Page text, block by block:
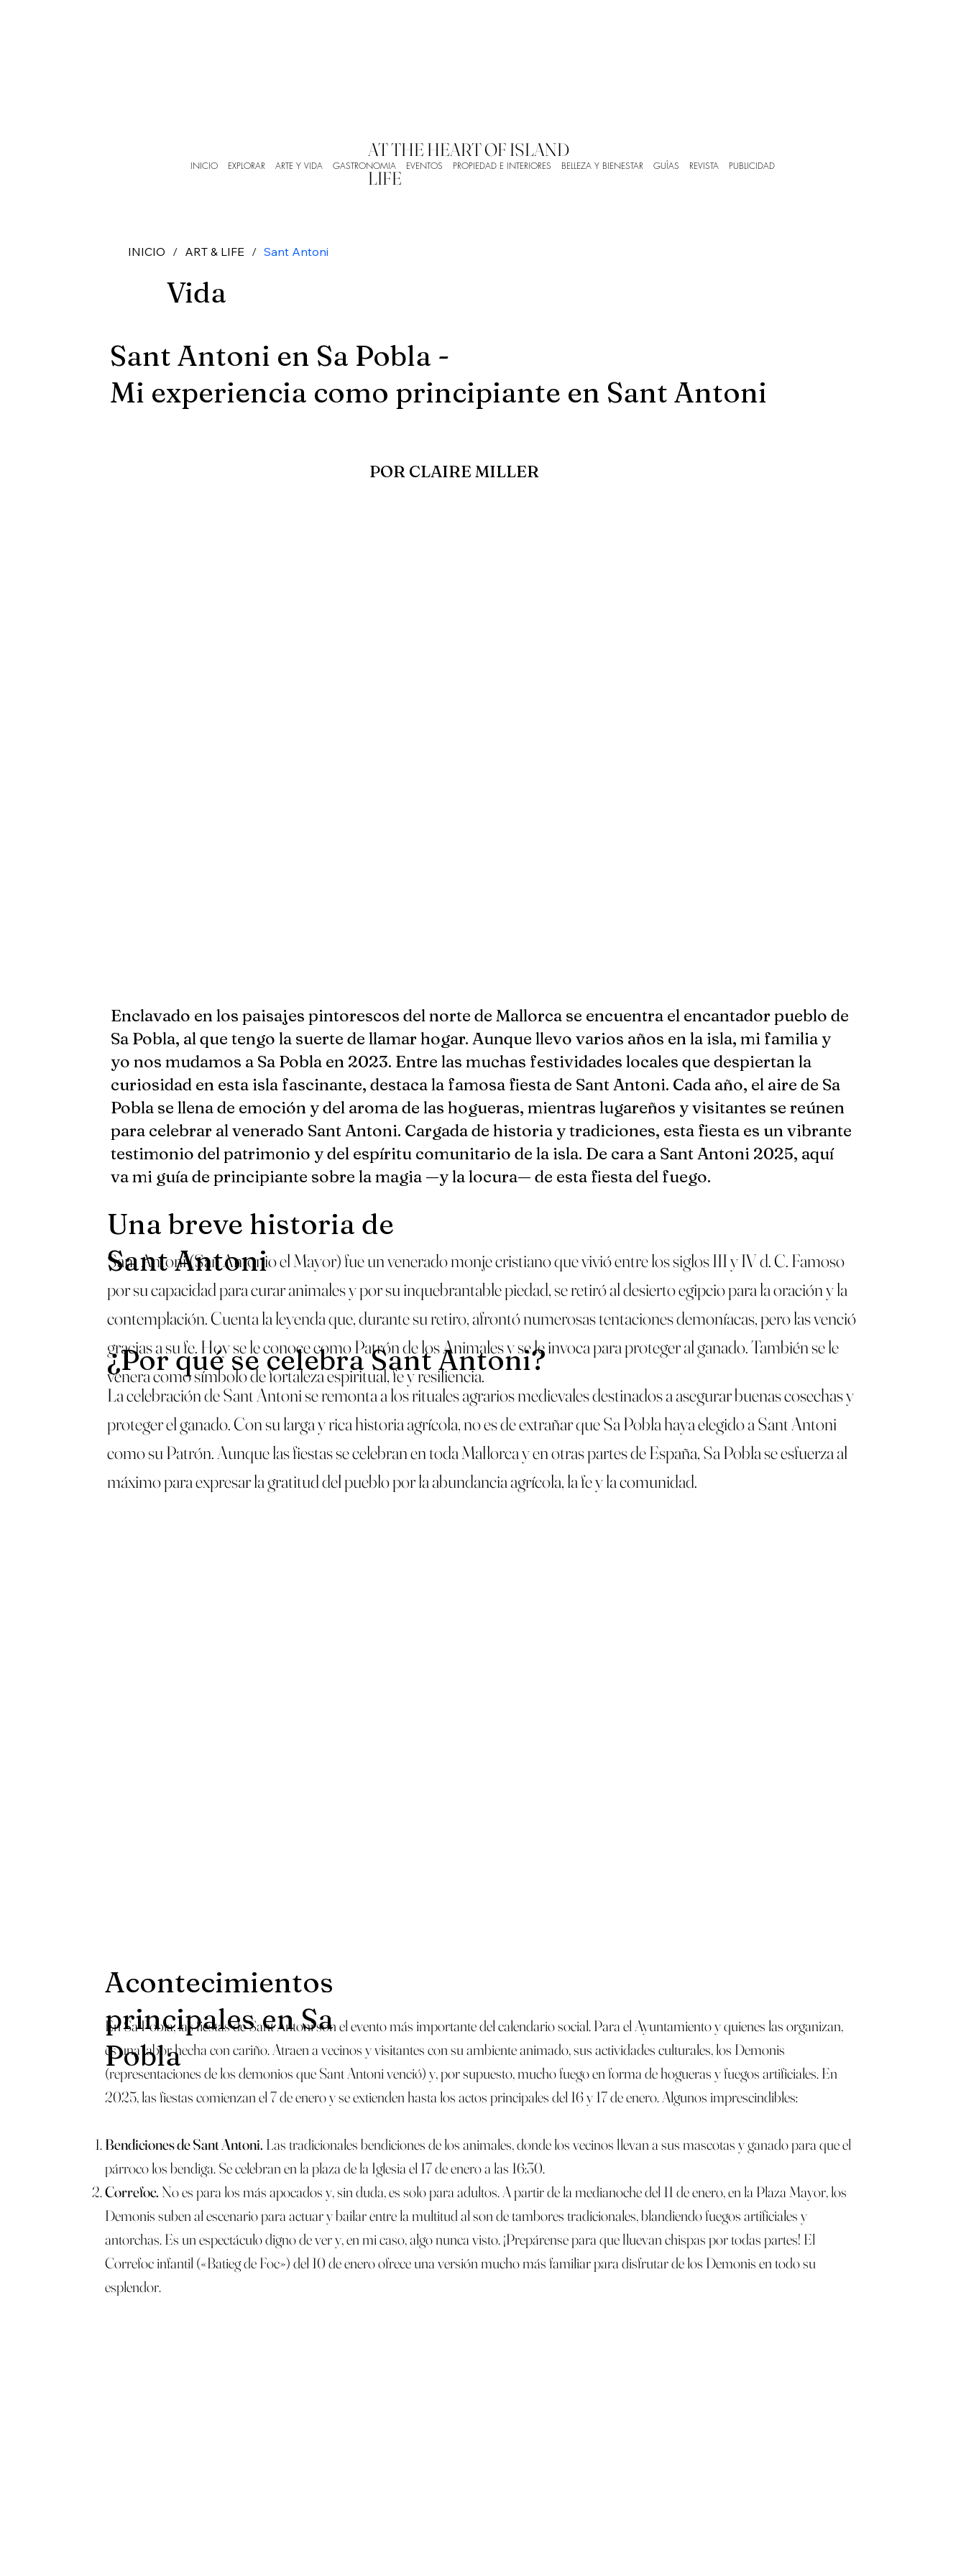
INICIO EXPLORAR ARTE Y VIDA GASTRONOMIA EVENTOS PROPIEDAD E INTERIORES BELLEZA Y BIENESTAR GUÍAS REVISTA PUBLICIDAD
AT THE HEART OF ISLAND
LIFE
INICIO / ART & LIFE / Sant Antoni
Vida
Sant Antoni en Sa Pobla -
Mi experiencia como principiante en Sant Antoni
POR CLAIRE MILLER
Enclavado en los paisajes pintorescos del norte de Mallorca se encuentra el encantador pueblo de
Sa Pobla, al que tengo la suerte de llamar hogar. Aunque llevo varios años en la isla, mi familia y
yo nos mudamos a Sa Pobla en 2023. Entre las muchas festividades locales que despiertan la
curiosidad en esta isla fascinante, destaca la famosa fiesta de Sant Antoni. Cada año, el aire de Sa
Pobla se llena de emoción y del aroma de las hogueras, mientras lugareños y visitantes se reúnen
para celebrar al venerado Sant Antoni. Cargada de historia y tradiciones, esta fiesta es un vibrante
testimonio del patrimonio y del espíritu comunitario de la isla. De cara a Sant Antoni 2025, aquí
va mi guía de principiante sobre la magia —y la locura— de esta fiesta del fuego.
Una breve historia de
Sant Antoni
Sant Antoni (San Antonio el Mayor) fue un venerado monje cristiano que vivió entre los siglos III y IV d. C. Famoso
por su capacidad para curar animales y por su inquebrantable piedad, se retiró al desierto egipcio para la oración y la
contemplación. Cuenta la leyenda que, durante su retiro, afrontó numerosas tentaciones demoníacas, pero las venció
gracias a su fe. Hoy se le conoce como Patrón de los Animales y se le invoca para proteger al ganado. También se le
venera como símbolo de fortaleza espiritual, fe y resiliencia.
¿Por qué se celebra Sant Antoni?
La celebración de Sant Antoni se remonta a los rituales agrarios medievales destinados a asegurar buenas cosechas y
proteger el ganado. Con su larga y rica historia agrícola, no es de extrañar que Sa Pobla haya elegido a Sant Antoni
como su Patrón. Aunque las fiestas se celebran en toda Mallorca y en otras partes de España, Sa Pobla se esfuerza al
máximo para expresar la gratitud del pueblo por la abundancia agrícola, la fe y la comunidad.
Acontecimientos
principales en Sa
Pobla
En Sa Pobla, las fiestas de Sant Antoni son el evento más importante del calendario social. Para el Ayuntamiento y quienes las organizan,
es una labor hecha con cariño. Atraen a vecinos y visitantes con su ambiente animado, sus actividades culturales, los Demonis
(representaciones de los demonios que Sant Antoni venció) y, por supuesto, mucho fuego en forma de hogueras y fuegos artificiales. En
2025, las fiestas comienzan el 7 de enero y se extienden hasta los actos principales del 16 y 17 de enero. Algunos imprescindibles:
Bendiciones de Sant Antoni. Las tradicionales bendiciones de los animales, donde los vecinos llevan a sus mascotas y ganado para que el
párroco los bendiga. Se celebran en la plaza de la Iglesia el 17 de enero a las 16:30.
Correfoc. No es para los más apocados y, sin duda, es solo para adultos. A partir de la medianoche del 11 de enero, en la Plaza Mayor, los
Demonis suben al escenario para actuar y bailar entre la multitud al son de tambores tradicionales, blandiendo fuegos artificiales y
antorchas. Es un espectáculo digno de ver y, en mi caso, algo nunca visto. ¡Prepárense para que lluevan chispas por todas partes! El
Correfoc infantil («Batieg de Foc») del 10 de enero ofrece una versión mucho más familiar para disfrutar de los Demonis en todo su
esplendor.